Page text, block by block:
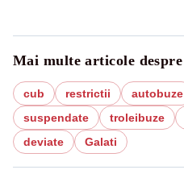
Mai multe articole despre
cub restrictii autobuze
suspendate
troleibuze
deviate
Galati